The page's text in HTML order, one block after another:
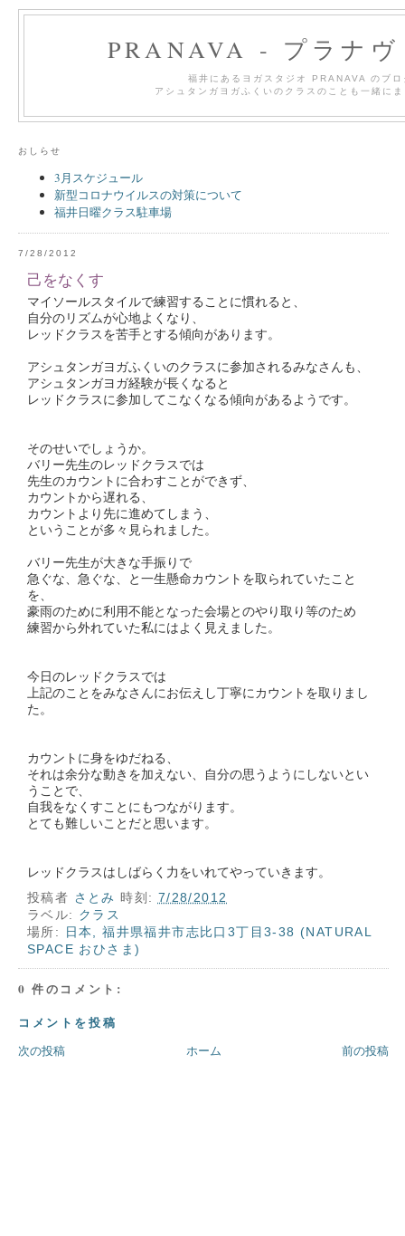
PRANAVA - プラナ
福井にあるヨガスタジオ PRANAVA のブロ
アシュタンガヨガふくいのクラスのことも一緒に
おしらせ
3月スケジュール
新型コロナウイルスの対策について
福井日曜クラス駐車場
7/28/2012
己をなくす
マイソールスタイルで練習することに慣れると、
自分のリズムが心地よくなり、
レッドクラスを苦手とする傾向があります。
アシュタンガヨガふくいのクラスに参加されるみなさんも、
アシュタンガヨガ経験が長くなると
レッドクラスに参加してこなくなる傾向があるようです。
そのせいでしょうか。
バリー先生のレッドクラスでは
先生のカウントに合わすことができず、
カウントから遅れる、
カウントより先に進めてしまう、
ということが多々見られました。
バリー先生が大きな手振りで
急ぐな、急ぐな、と一生懸命カウントを取られていたこと
を、
豪雨のために利用不能となった会場とのやり取り等のため
練習から外れていた私にはよく見えました。
今日のレッドクラスでは
上記のことをみなさんにお伝えし丁寧にカウントを取りまし
た。
カウントに身をゆだねる、
それは余分な動きを加えない、自分の思うようにしないとい
うことで、
自我をなくすことにもつながります。
とても難しいことだと思います。
レッドクラスはしばらく力をいれてやっていきます。
投稿者 さとみ 時刻: 7/28/2012
ラベル: クラス
場所:
日本, 福井県福井市志比口3丁目3-38 (NATURAL
SPACE おひさま)
0 件のコメント:
コメントを投稿
次の投稿 前の投稿
ホーム